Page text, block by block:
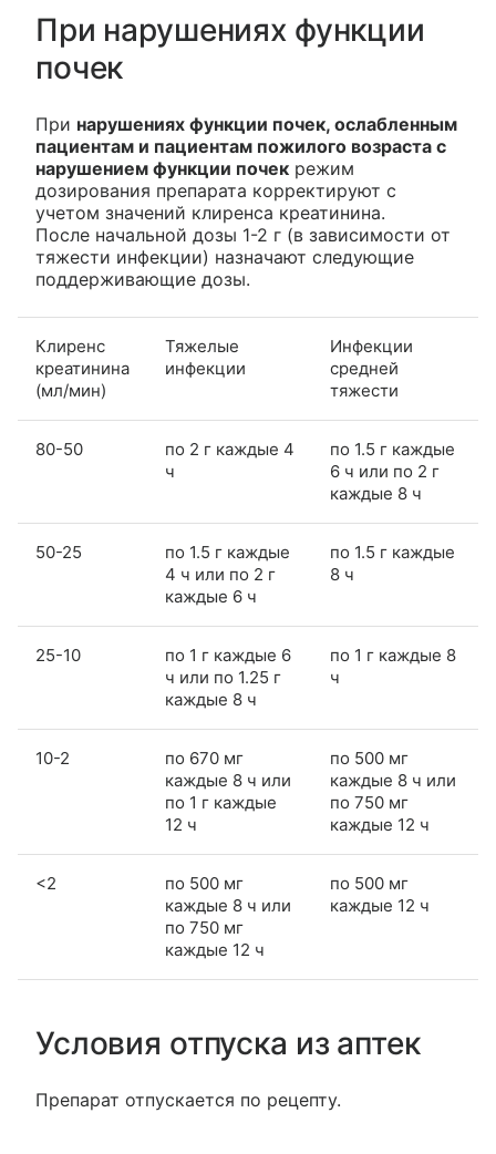
При нарушениях функции
почек
При нарушениях функции почек, ослабленным
пациентам и пациентам пожилого возраста с
нарушением функции почек режим
дозирования препарата корректируют с
учетом значений клиренса креатинина.
После начальной дозы 1-2 г (в зависимости от
тяжести инфекции) назначают следующие
поддерживающие дозы.
Клиренс
креатинина
(мл/мин)
Тяжелые
инфекции
Инфекции
средней
тяжести
80-50
по 2 г каждые 4
ч
по 1.5 г каждые
6 ч или по 2 г
каждые 8 ч
50-25
по 1.5 г каждые
4 ч или по 2 г
каждые 6 ч
по 1.5 г каждые
8 ч
25-10
по 1 г каждые 6
ч или по 1.25 г
каждые 8 ч
по 1 г каждые 8
ч
10-2
по 670 мг
каждые 8 ч или
по 1 г каждые
12 ч
по 500 мг
каждые 8 ч или
по 750 мг
каждые 12 ч
<2
по 500 мг
каждые 8 ч или
по 750 мг
каждые 12 ч
по 500 мг
каждые 12 ч
Условия отпуска из аптек
Препарат отпускается по рецепту.